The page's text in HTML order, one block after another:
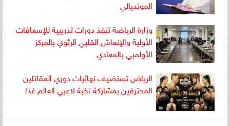
المونديالي
وزارة الرياضة تنفذ دورات تدريبية للإسعافات
الأولية والإنعاش القلبي الرئوي بالمركز
الأولمبي بالمعادي
الرياض تستضيف نهائيات دوري المقاتلين
المحترفين بمشاركة نخبة لاعبي العالم غدًا